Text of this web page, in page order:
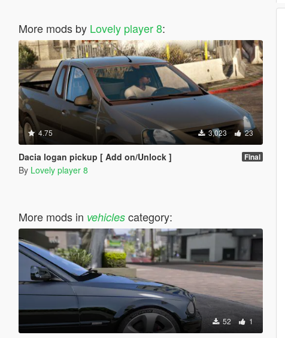
More mods by Lovely player 8:
4.75 3,023 23
Dacia logan pickup [ Add on/Unlock ] Final
By Lovely player 8
More mods in vehiclescategory:
52 1